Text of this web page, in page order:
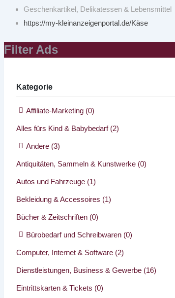
Geschenkartikel, Delikatessen & Lebensmittel
https://my-kleinanzeigenportal.de/Käse
Filter Ads
Kategorie
Affiliate-Marketing (0)
Alles fürs Kind & Babybedarf (2)
Andere (3)
Antiquitäten, Sammeln & Kunstwerke (0)
Autos und Fahrzeuge (1)
Bekleidung & Accessoires (1)
Bücher & Zeitschriften (0)
Bürobedarf und Schreibwaren (0)
Computer, Internet & Software (2)
Dienstleistungen, Business & Gewerbe (16)
Eintrittskarten & Tickets (0)